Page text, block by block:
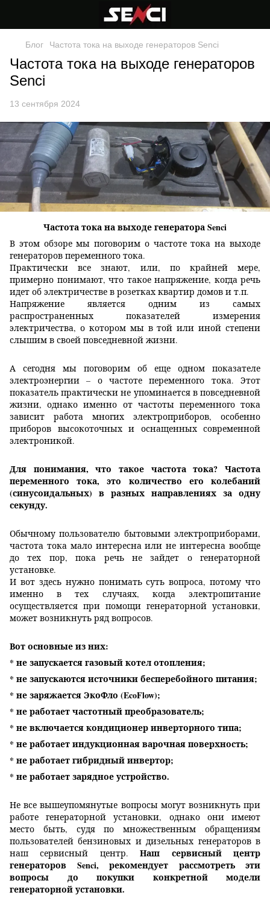
Блог Частота тока на выходе генераторов Senci
Частота тока на выходе генераторов
Senci
13 сентября 2024
Частота тока на выходе генератора Senci
В этом обзоре мы поговорим о частоте тока на выходе
генераторов переменного тока.
Практически все знают, или, по крайней мере,
примерно понимают, что такое напряжение, когда речь
идет об электричестве в розетках квартир домов и т.п.
Напряжение является одним из самых
распространенных показателей измерения
электричества, о котором мы в той или иной степени
слышим в своей повседневной жизни.
А сегодня мы поговорим об еще одном показателе
электроэнергии – о частоте переменного тока. Этот
показатель практически не упоминается в повседневной
жизни, однако именно от частоты переменного тока
зависит работа многих электроприборов, особенно
приборов высокоточных и оснащенных современной
электроникой.
Для понимания, что такое частота тока? Частота
переменного тока, это количество его колебаний
(синусоидальных) в разных направлениях за одну
секунду.
Обычному пользователю бытовыми электроприборами,
частота тока мало интересна или не интересна вообще
до тех пор, пока речь не зайдет о генераторной
установке.
И вот здесь нужно понимать суть вопроса, потому что
именно в тех случаях, когда электропитание
осуществляется при помощи генераторной установки,
может возникнуть ряд вопросов.
Вот основные из них:
* не запускается газовый котел отопления;
* не запускаются источники бесперебойного питания;
* не заряжается ЭкоФло (EcoFlow);
* не работает частотный преобразователь;
* не включается кондиционер инверторного типа;
* не работает индукционная варочная поверхность;
* не работает гибридный инвертор;
* не работает зарядное устройство.
Не все вышеупомянутые вопросы могут возникнуть при
работе генераторной установки, однако они имеют
место быть, судя по множественным обращениям
пользователей бензиновых и дизельных генераторов в
наш сервисный центр.Наш сервисный центр
генераторов Senci, рекомендует рассмотреть эти
вопросы до покупки конкретной модели
генераторной установки.